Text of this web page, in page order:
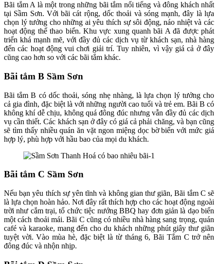
Bãi tắm A là một trong những bãi tắm nổi tiếng và đông khách nhất
tại Sầm Sơn. Với bãi cát rộng, dốc thoải và sóng mạnh, đây là lựa
chọn lý tưởng cho những ai yêu thích sự sôi động, náo nhiệt và các
hoạt động thể thao biển. Khu vực xung quanh bãi A đã được phát
triển khá mạnh mẽ, với đầy đủ các dịch vụ từ khách sạn, nhà hàng
đến các hoạt động vui chơi giải trí. Tuy nhiên, vì vậy giá cả ở đây
cũng cao hơn so với các bãi tắm khác.
Bãi tắm B Sầm Sơn
Bãi tắm B có dốc thoải, sóng nhẹ nhàng, là lựa chọn lý tưởng cho
cả gia đình, đặc biệt là với những người cao tuổi và trẻ em. Bãi B có
không khí dễ chịu, không quá đông đúc nhưng vẫn đầy đủ các dịch
vụ cần thiết. Các khách sạn ở đây có giá cả phải chăng, và bạn cũng
sẽ tìm thấy nhiều quán ăn vặt ngon miệng dọc bờ biển với mức giá
hợp lý, phù hợp với hầu bao của mọi du khách.
Bãi tắm C Sầm Sơn
Nếu bạn yêu thích sự yên tĩnh và không gian thư giãn, Bãi tắm C sẽ
là lựa chọn hoàn hảo. Nơi đây rất thích hợp cho các hoạt động ngoài
trời như cắm trại, tổ chức tiệc nướng BBQ hay đơn giản là dạo biển
một cách thoải mái. Bãi C cũng có nhiều nhà hàng sang trọng, quán
café và karaoke, mang đến cho du khách những phút giây thư giãn
tuyệt vời. Vào mùa hè, đặc biệt là từ tháng 6, Bãi Tắm C trở nên
đông đúc và nhộn nhịp.